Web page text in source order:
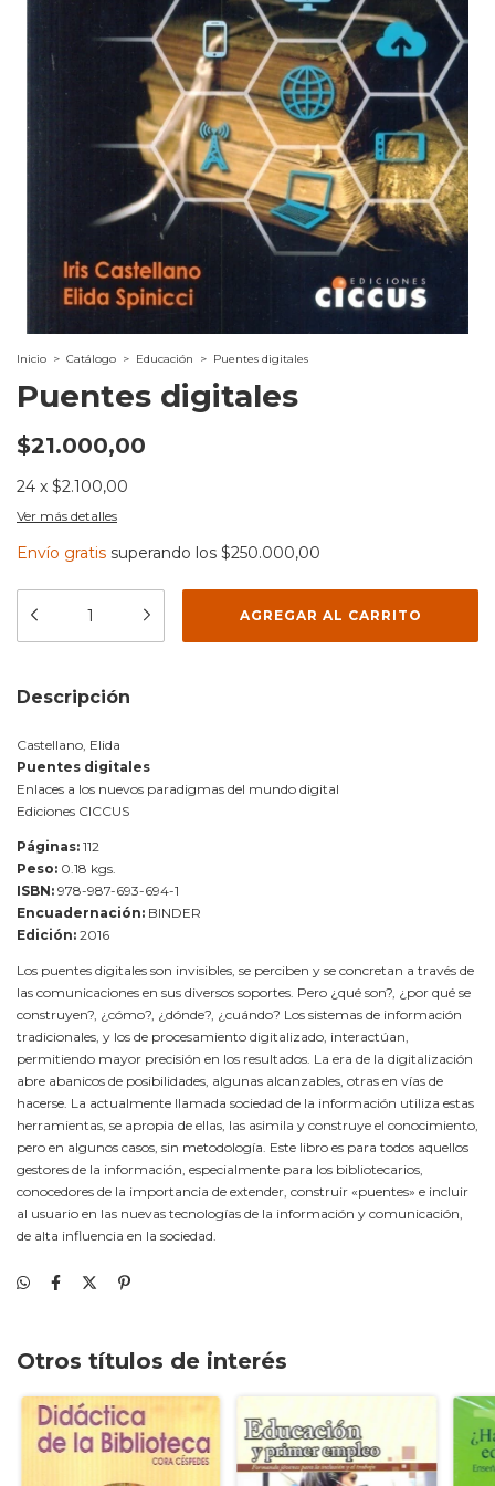
Inicio > Catálogo > Educación > Puentes digitales
Puentes digitales
$21.000,00
24 x $2.100,00
Ver más detalles
Envío gratis superando los $250.000,00
Descripción
Castellano, Elida
Puentes digitales
Enlaces a los nuevos paradigmas del mundo digital
Ediciones CICCUS
Páginas: 112
Peso: 0.18 kgs.
ISBN: 978-987-693-694-1
Encuadernación: BINDER
Edición: 2016
Los puentes digitales son invisibles, se perciben y se concretan a través de
las comunicaciones en sus diversos soportes. Pero ¿qué son?, ¿por qué se
construyen?, ¿cómo?, ¿dónde?, ¿cuándo? Los sistemas de información
tradicionales, y los de procesamiento digitalizado, interactúan,
permitiendo mayor precisión en los resultados. La era de la digitalización
abre abanicos de posibilidades, algunas alcanzables, otras en vías de
hacerse. La actualmente llamada sociedad de la información utiliza estas
herramientas, se apropia de ellas, las asimila y construye el conocimiento,
pero en algunos casos, sin metodología. Este libro es para todos aquellos
gestores de la información, especialmente para los bibliotecarios,
conocedores de la importancia de extender, construir «puentes» e incluir
al usuario en las nuevas tecnologías de la información y comunicación,
de alta influencia en la sociedad.
Otros títulos de interés